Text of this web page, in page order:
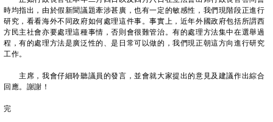
時均指出，由於假新聞議題牽涉甚廣，也有一定的敏感性，我們現階段正進行
研究，看看海外不同政府如何處理這件事。事實上，近年外國政府包括所謂西
方民主社會亦要處理這種事情，否則會很難管治。有的處理方法集中在選舉過
程，有的處理方法是廣泛性的、是日常可以做的，我們現正朝這方向進行研究
工作。
主席，我會仔細聆聽議員的發言，並會就大家提出的意見及建議作出綜合
回應。謝謝！
完